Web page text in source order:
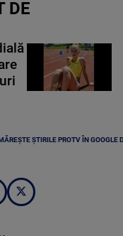
DE
ȘTIRILE PROTV ÎN GOOGLE